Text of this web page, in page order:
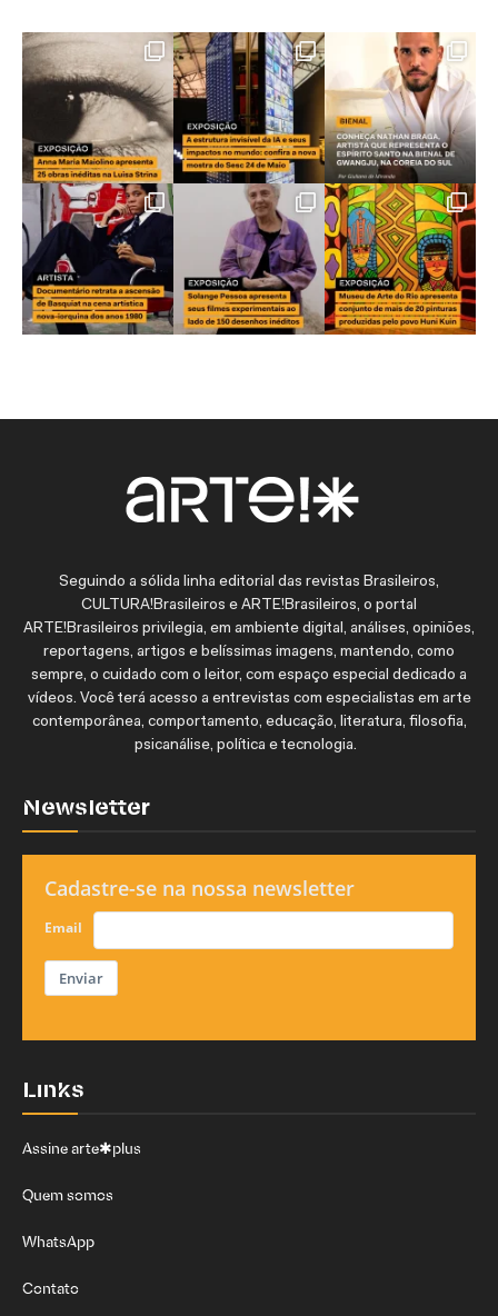
Seguindo a sólida linha editorial das revistas Brasileiros,
CULTURA!Brasileiros e ARTE!Brasileiros, o portal
ARTE!Brasileiros privilegia, em ambiente digital, análises, opiniões,
reportagens, artigos e belíssimas imagens, mantendo, como
sempre, o cuidado com o leitor, com espaço especial dedicado a
vídeos. Você terá acesso a entrevistas com especialistas em arte
contemporânea, comportamento, educação, literatura, filosofia,
psicanálise, política e tecnologia.
Newsletter
Cadastre-se na nossa newsletter
Email
Enviar
Links
Assine arte✱plus
Quem somos
WhatsApp
Contato